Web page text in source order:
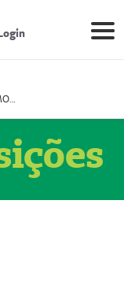
Prestador OFTALMOCLÍNICA SÃO GONÇALO (55004164-2)